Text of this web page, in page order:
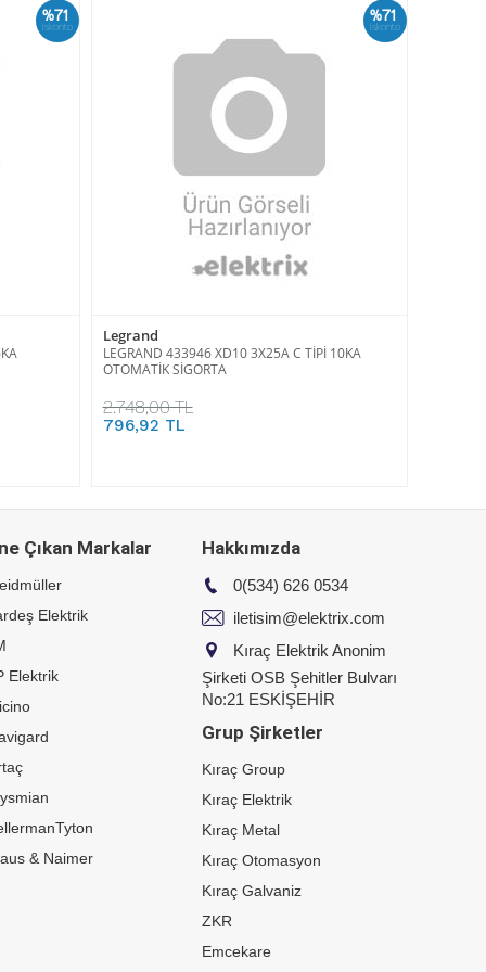
%71
İskonto
%71
İskonto
Legrand
LEGRAND 433946 XD10 3X25A C TİPİ 10KA
OTOMATİK SİGORTA
2.748,00 TL
796,92 TL
Çıkan Markalar
Elektrik
Elektrik
& Naimer
Hakkımızda
0(534) 626 0534
iletisim@elektrix.com
Kıraç Elektrik Anonim
Şirketi OSB Şehitler Bulvarı
No:21 ESKİŞEHİR
Grup Şirketler
Kıraç Group
Kıraç Elektrik
Kıraç Metal
Kıraç Otomasyon
Kıraç Galvaniz
ZKR
Emcekare